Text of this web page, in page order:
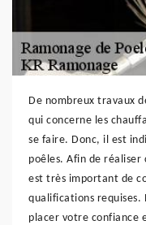
De nombreux travaux
qui concerne les
se faire. Donc, il est
poêles. Afin de
est très important de
qualifications requises.
placer votre confiance